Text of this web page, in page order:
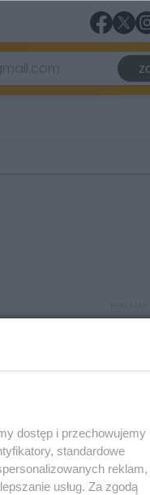
REKLAMA
dostęp i przechowujemy
standardowe
reklam,
usług. Za zgodą